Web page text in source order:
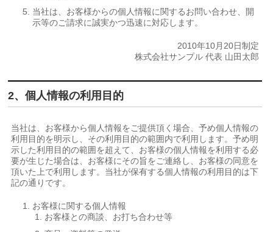
当社は、お客様からの個人情報に関するお問い合わせ、開
示等のご請求に誠実かつ迅速に対応します。
2010年10月20日制定
株式会社サンプル 代表 山田太郎
2、個人情報の利用目的
当社は、お客様から個人情報をご提供頂く場合、予め個人情報の
利用目的を明示し、その利用目的の範囲内で利用します。予め明
示した利用目的の範囲を超えて、お客様の個人情報を利用する必
要が生じた場合は、お客様にその旨をご連絡し、お客様の同意を
頂いた上で利用します。当社が保有する個人情報の利用目的は下
記の通りです。
お客様に関する個人情報
お客様との商談、お打ち合わせ等